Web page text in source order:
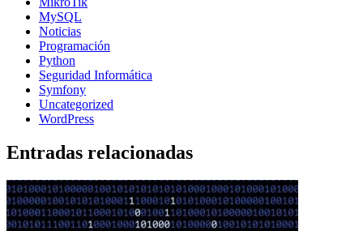
MySQL
Noticias
Programación
Python
Seguridad Informática
Symfony
Uncategorized
WordPress
Entradas relacionadas